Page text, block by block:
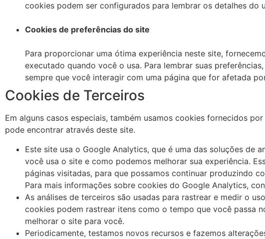
cookies podem ser configurados para lembrar os detalhes do
Cookies de preferências do site
Para proporcionar uma ótima experiência neste site,
executado quando você o usa. Para lembrar suas
sempre que você interagir com uma página que for afetada
Cookies de Terceiros
Em alguns casos especiais, também usamos cookies fornecidos
pode encontrar através deste site.
Este site usa o Google Analytics, que é uma das soluções de
você usa o site e como podemos melhorar sua experiência.
páginas visitadas, para que possamos continuar produzindo
Para mais informações sobre cookies do Google Analytics,
As análises de terceiros são usadas para rastrear e medir o
cookies podem rastrear itens como o tempo que você passa
melhorar o site para você.
Periodicamente, testamos novos recursos e fazemos